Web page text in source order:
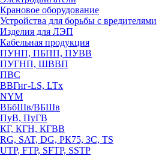
Крановое оборудование
Устройства для борьбы с вредителями
Изделия для ЛЭП
Кабельная продукция
ПУНП, ПБПП, ПУВВ
ПУГНП, ШВВП
ПВС
ВВГнг-LS, LTx
NYM
ВБбШв/ВБШв
ПуВ, ПуГВ
КГ, КГН, КГВВ
RG, SAT, DG, РК75, 3С, TS
UTP, FTP, SFTP, SSTP